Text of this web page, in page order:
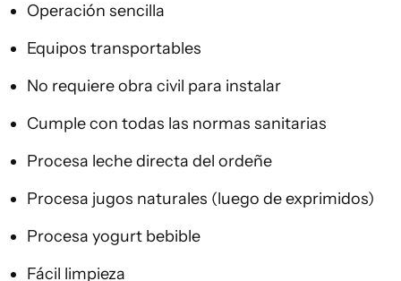
Operación sencilla
Equipos transportables
No requiere obra civil para instalar
Cumple con todas las normas sanitarias
Procesa leche directa del ordeñe
Procesa jugos naturales (luego de exprimidos)
Procesa yogurt bebible
Fácil limpieza